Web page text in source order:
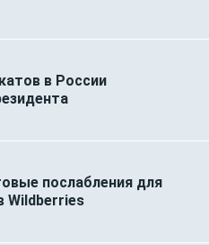
в России
послабления для
Wildberries